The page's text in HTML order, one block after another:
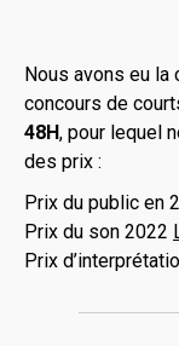
Nous avons eu la
concours de
48H, pour lequel
des prix :
Prix du public en
Prix du son 2022
Prix